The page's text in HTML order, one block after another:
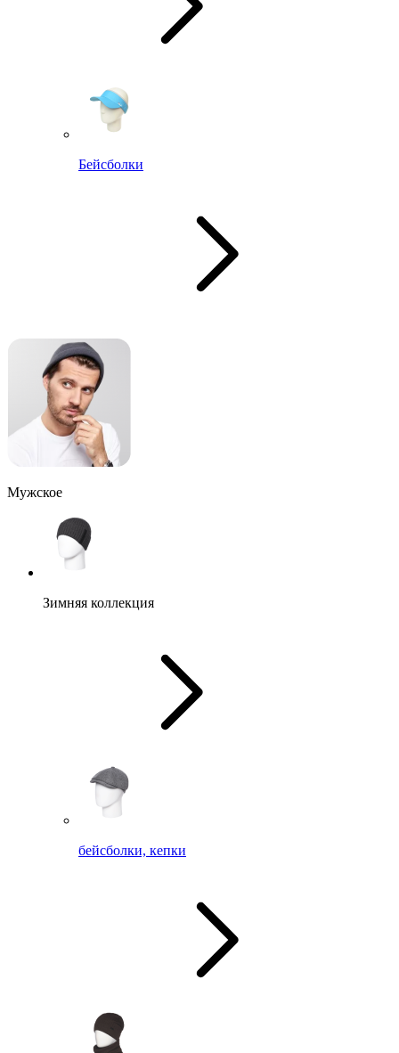
Бейсболки
Мужское
Зимняя коллекция
бейсболки, кепки